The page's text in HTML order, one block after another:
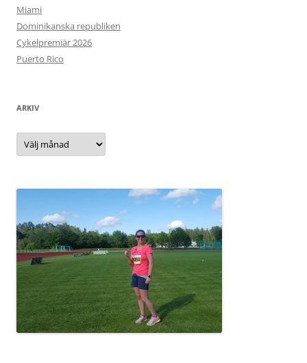
Miami
Dominikanska republiken
Cykelpremiär 2026
Puerto Rico
ARKIV
Arkiv